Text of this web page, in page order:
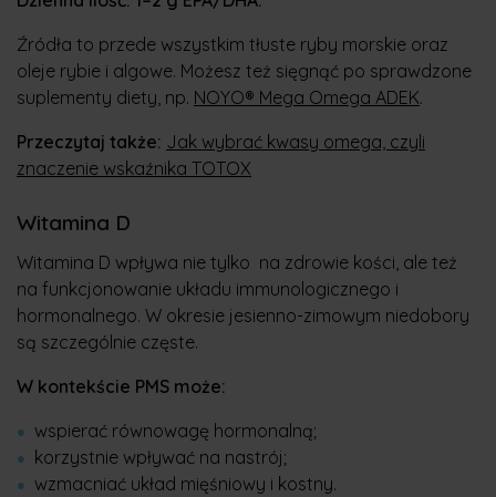
Źródła to przede wszystkim tłuste ryby morskie oraz
oleje rybie i algowe. Możesz też sięgnąć po sprawdzone
suplementy diety, np. NOYO® Mega Omega ADEK.
Przeczytaj także: Jak wybrać kwasy omega, czyli
znaczenie wskaźnika TOTOX
Witamina D
Witamina D wpływa nie tylko na zdrowie kości, ale też
na funkcjonowanie układu immunologicznego i
hormonalnego. W okresie jesienno-zimowym niedobory
są szczególnie częste.
W kontekście PMS może:
wspierać równowagę hormonalną;
korzystnie wpływać na nastrój;
wzmacniać układ mięśniowy i kostny.